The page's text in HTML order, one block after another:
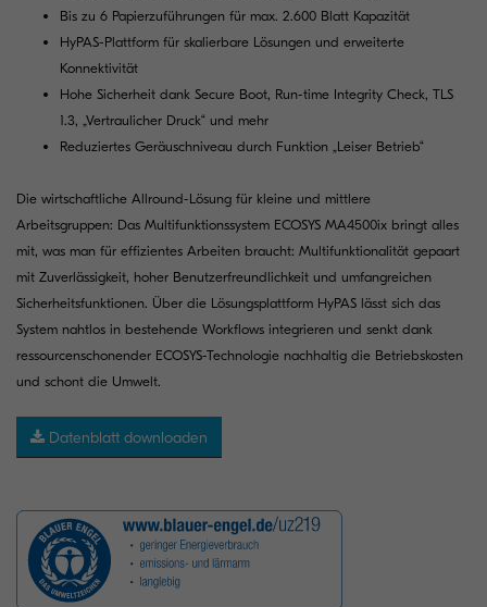
Bis zu 6 Papierzuführungen für max. 2.600 Blatt Kapazität
HyPAS-Plattform für skalierbare Lösungen und erweiterte
Konnektivität
Hohe Sicherheit dank Secure Boot, Run-time Integrity Check, TLS
1.3, „Vertraulicher Druck“ und mehr
Reduziertes Geräuschniveau durch Funktion „Leiser Betrieb“
Die wirtschaftliche Allround-Lösung für kleine und mittlere
Arbeitsgruppen: Das Multifunktionssystem ECOSYS MA4500ix bringt alles
mit, was man für effizientes Arbeiten braucht: Multifunktionalität gepaart
mit Zuverlässigkeit, hoher Benutzerfreundlichkeit und umfangreichen
Sicherheitsfunktionen. Über die Lösungsplattform HyPAS lässt sich das
System nahtlos in bestehende Workflows integrieren und senkt dank
ressourcenschonender ECOSYS-Technologie nachhaltig die Betriebskosten
und schont die Umwelt.
Datenblatt downloaden